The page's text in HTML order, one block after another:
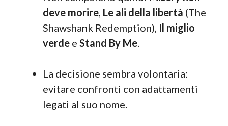
deve morire, Le ali della libertà (The
Shawshank Redemption), Il miglio
verde e Stand By Me.
La decisione sembra volontaria:
evitare confronti con adattamenti
legati al suo nome.